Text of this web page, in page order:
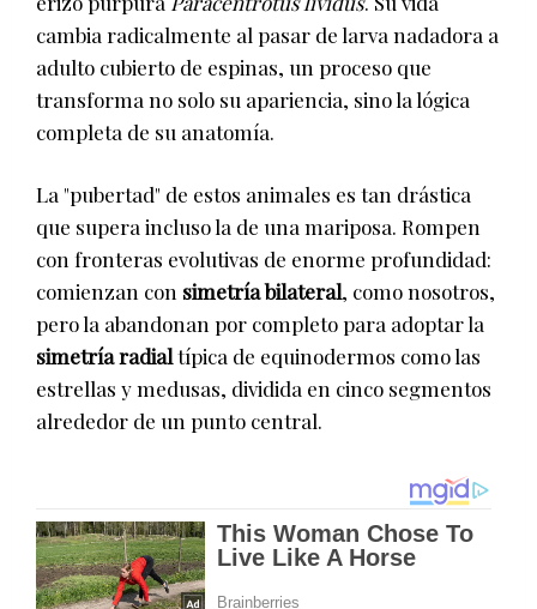
cambia radicalmente al pasar de larva nadadora a
adulto cubierto de espinas, un proceso que
transforma no solo su apariencia, sino la lógica
completa de su anatomía.
La "pubertad" de estos animales es tan drástica
que supera incluso la de una mariposa. Rompen
con fronteras evolutivas de enorme profundidad:
comienzan con simetría bilateral, como nosotros,
pero la abandonan por completo para adoptar la
simetría radialtípica de equinodermos como las
estrellas y medusas, dividida en cinco segmentos
alrededor de un punto central.